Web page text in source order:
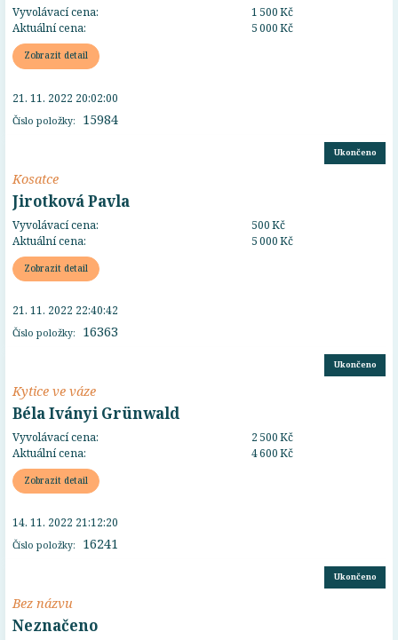
Vyvolávací cena:
1 500 Kč
Aktuální cena:
5 000 Kč
Zobrazit detail
Číslo položky: 15984
21. 11. 2022 20:02:00
Ukončeno
Kosatce
Jirotková Pavla
Vyvolávací cena:
500 Kč
Aktuální cena:
5 000 Kč
Zobrazit detail
Číslo položky: 16363
21. 11. 2022 22:40:42
Ukončeno
Kytice ve váze
Béla Iványi Grünwald
Vyvolávací cena:
2 500 Kč
Aktuální cena:
4 600 Kč
Zobrazit detail
Číslo položky: 16241
14. 11. 2022 21:12:20
Ukončeno
Bez názvu
Neznačeno